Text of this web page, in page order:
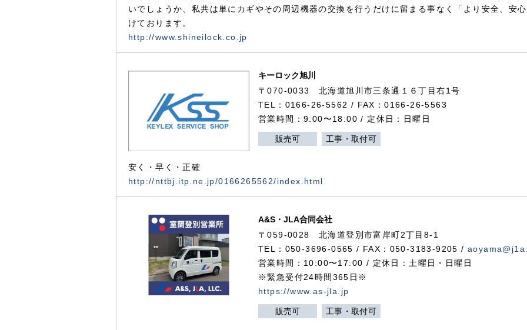
いでしょうか、私共は単にカギやその周辺機器の交換を行うだけに留まる事なく「より安全、安
けております。
http://www.shineilock.co.jp
キーロック旭川
〒070-0033 北海道旭川市三条通１６丁目右1号
TEL：0166-26-5562 / FAX：0166-26-5563
営業時間：9:00〜18:00 / 定休日：日曜日
販売可 工事・取付可
安く・早く・正確
http://nttbj.itp.ne.jp/0166265562/index.html
A&S・JLA合同会社
〒059-0028北海道登別市富岸町2丁目 8-1
TEL：050-3696-0565 / FAX：050-3183-9205 /
営業時間：10:00〜17:00 / 定休日：土曜日・日曜日
※緊急受付24時間365日※
https://www.as-jla.jp
販売可 工事・取付可